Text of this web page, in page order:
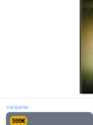
varijante
599€